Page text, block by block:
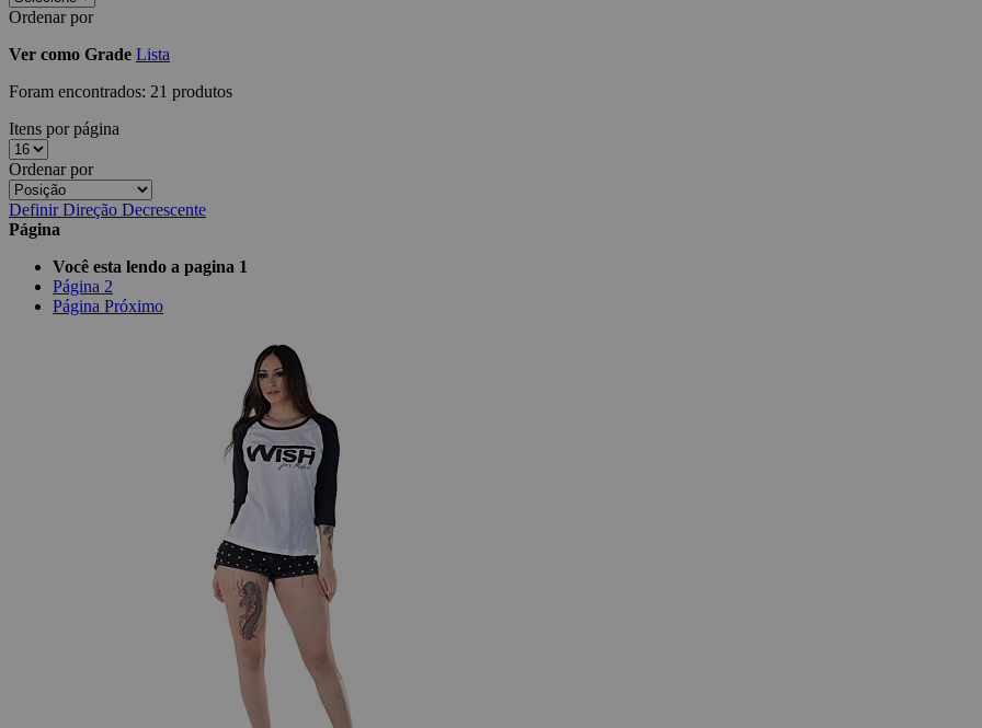
Ordenar por
Ver como Grade Lista
Foram encontrados: 21 produtos
Itens por página
Ordenar por
Definir Direção Decrescente
Página
Você esta lendo a pagina 1
Página 2
Página Próximo